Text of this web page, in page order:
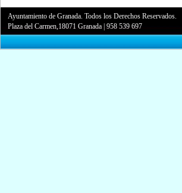
Ayuntamiento de Granada. Todos los Derechos Reservados.
Plaza del Carmen,18071 Granada |958 539 697